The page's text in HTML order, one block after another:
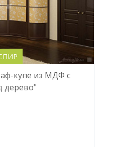
купе из МДФ с
дерево"